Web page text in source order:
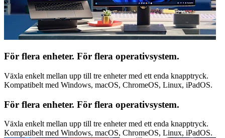
För flera enheter. För flera operativsystem.
Växla enkelt mellan upp till tre enheter med ett enda knapptryck.
Kompatibelt med Windows, macOS, ChromeOS, Linux, iPadOS.
För flera enheter. För flera operativsystem.
Växla enkelt mellan upp till tre enheter med ett enda knapptryck.
Kompatibelt med Windows, macOS, ChromeOS, Linux, iPadOS.